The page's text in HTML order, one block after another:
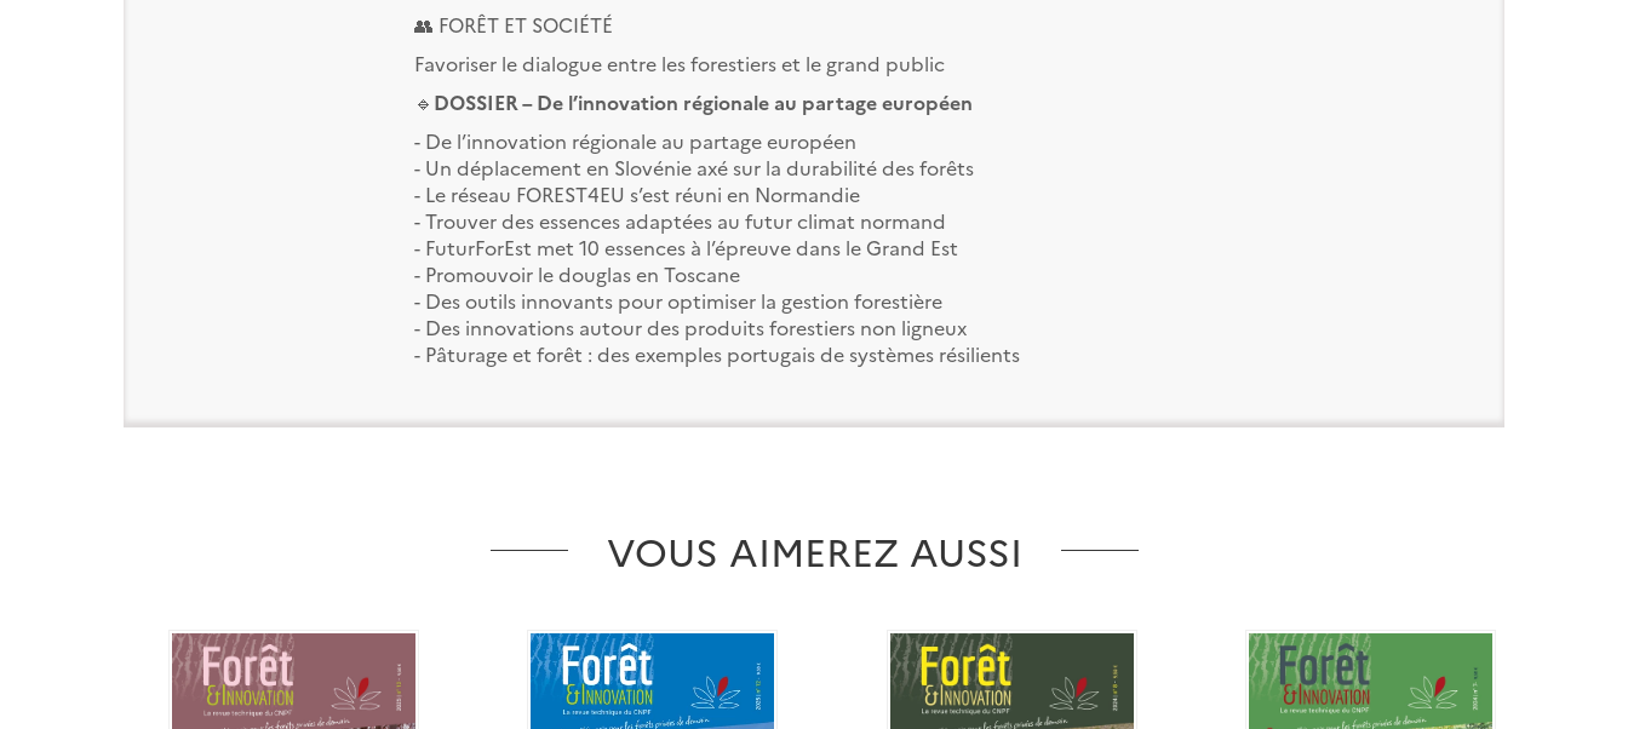
👥 FORÊT ET SOCIÉTÉ
Favoriser le dialogue entre les forestiers et le grand public
🔹 DOSSIER – De l’innovation régionale au partage européen
- De l’innovation régionale au partage européen
- Un déplacement en Slovénie axé sur la durabilité des forêts
- Le réseau FOREST4EU s’est réuni en Normandie
- Trouver des essences adaptées au futur climat normand
- FuturForEst met 10 essences à l’épreuve dans le Grand Est
- Promouvoir le douglas en Toscane
- Des outils innovants pour optimiser la gestion forestière
- Des innovations autour des produits forestiers non ligneux
- Pâturage et forêt : des exemples portugais de systèmes résilients
VOUS AIMEREZ AUSSI